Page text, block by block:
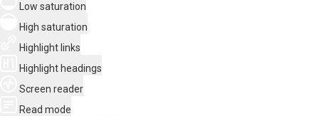
Low saturation
High saturation
Highlight links
Highlight headings
Screen reader
Read mode